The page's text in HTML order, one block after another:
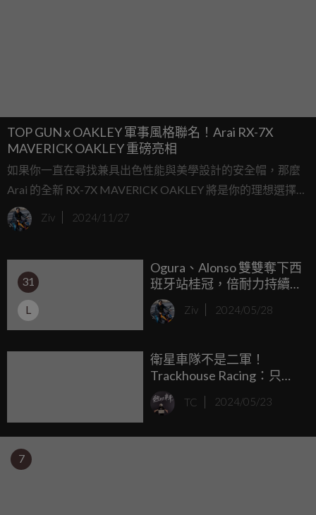
TOP GUN x OAKLEY 軍事風格聯名！Arai RX-7X
MAVERICK OAKLEY 重磅亮相
如果你一直在尋找兼具出色性能與美學設計的安全帽，那麼
Arai 的全新 RX-7X MAVERICK OAKLEY 將是你的理想選擇。
這款安全帽是 Arai 與 MotoGP 車手 Maverick Viñales 的聯名
之作，結合了軍事風格與 Oakley 標誌性的元素，是奢華與技
Ziv 2024/11/27
31
L
Ogura、Alonso 雙雙奪下西
班牙站桂冠，倍耐力持續
刷新 Catalunya 站紀錄！
Ziv 2024/05/28
衛星車隊不是二軍！
Trackhouse Racing：只要
能贏，APRILIA不在乎車子
是黑色還是白色！
TC 2024/05/23
7